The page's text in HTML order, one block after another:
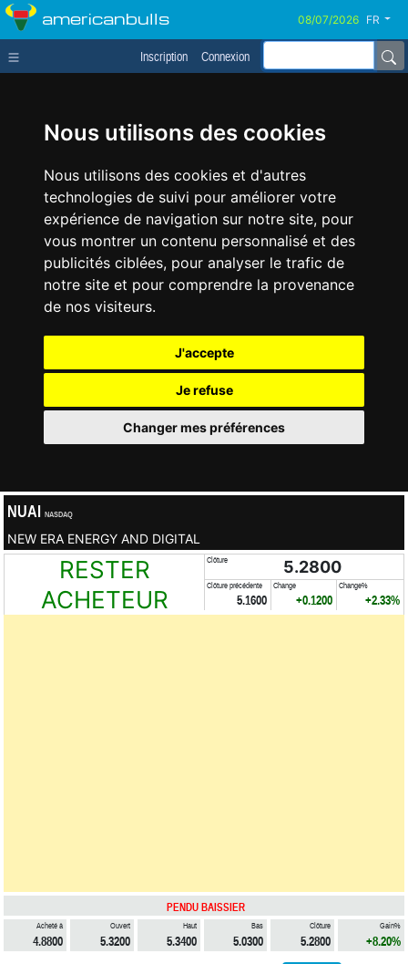
Nous utilisons des cookies
Nous utilisons des cookies et d'autres
technologies de suivi pour améliorer votre
expérience de navigation sur notre site, pour
vous montrer un contenu personnalisé et des
publicités ciblées, pour analyser le trafic de
notre site et pour comprendre la provenance
de nos visiteurs.
J'accepte
Je refuse
Changer mes préférences
americanbulls FR
Inscription Connexion
NUAI NASDAQ
NEW ERA ENERGY AND DIGITAL
RESTER
ACHETEUR
Clôture 5.2800
Clôture précédente
5.1600
Change
+0.1200
Change%
+2.33%
PENDU BAISSIER
Acheté à
4.8800
Ouvert
5.3200
Haut
5.3400
Bas
5.0300
Clôture
5.2800
Gain%
+8.20%